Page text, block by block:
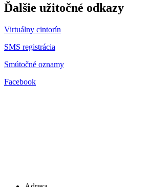
Ďalšie užitočné odkazy
Virtuálny cintorín
SMS registrácia
Smútočné oznamy
Facebook